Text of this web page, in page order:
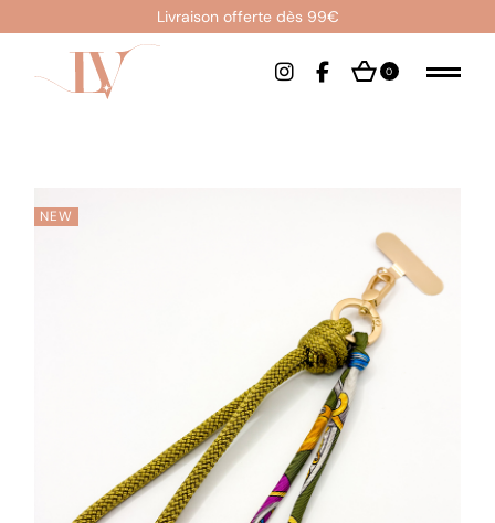
Livraison offerte dès 99€
0
NEW